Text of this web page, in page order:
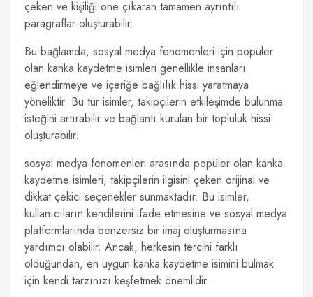
çeken ve kişiliği öne çıkaran tamamen ayrıntılı
paragraflar oluşturabilir.
Bu bağlamda, sosyal medya fenomenleri için popüler
olan kanka kaydetme isimleri genellikle insanları
eğlendirmeye ve içeriğe bağlılık hissi yaratmaya
yöneliktir. Bu tür isimler, takipçilerin etkileşimde bulunma
isteğini artırabilir ve bağlantı kurulan bir topluluk hissi
oluşturabilir.
sosyal medya fenomenleri arasında popüler olan kanka
kaydetme isimleri, takipçilerin ilgisini çeken orijinal ve
dikkat çekici seçenekler sunmaktadır. Bu isimler,
kullanıcıların kendilerini ifade etmesine ve sosyal medya
platformlarında benzersiz bir imaj oluşturmasına
yardımcı olabilir. Ancak, herkesin tercihi farklı
olduğundan, en uygun kanka kaydetme isimini bulmak
için kendi tarzınızı keşfetmek önemlidir.